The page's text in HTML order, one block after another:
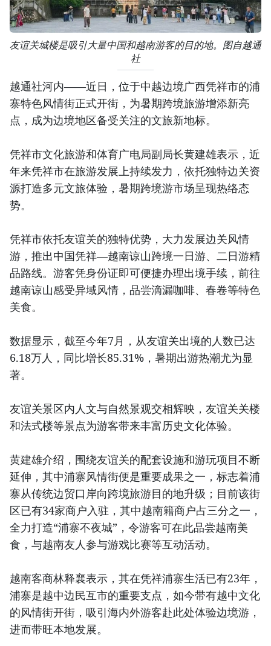
友谊关城楼是吸引大量中国和越南游客的目的地。图自越通
社
越通社河内——近日，位于中越边境广西凭祥市的浦
寨特色风情街正式开街，为暑期跨境旅游增添新亮
点，成为边境地区备受关注的文旅新地标。
凭祥市文化旅游和体育广电局副局长黄建雄表示，近
年来凭祥市在旅游发展上持续发力，依托独特边关资
源打造多元文旅体验，暑期跨境游市场呈现热络态
势。
凭祥市依托友谊关的独特优势，大力发展边关风情
游，推出中国凭祥—越南谅山跨境一日游、二日游精
品路线。游客凭身份证即可便捷办理出境手续，前往
越南谅山感受异域风情，品尝滴漏咖啡、春卷等特色
美食。
数据显示，截至今年7月，从友谊关出境的人数已达
6.18万人，同比增长85.31%，暑期出游热潮尤为显
著。
友谊关景区内人文与自然景观交相辉映，友谊关关楼
和法式楼等景点为游客带来丰富历史文化体验。
黄建雄介绍，围绕友谊关的配套设施和游玩项目不断
延伸，其中浦寨风情街便是重要成果之一，标志着浦
寨从传统边贸口岸向跨境旅游目的地升级；目前该街
区已有34家商户入驻，其中越南籍商户占三分之一，
全力打造“浦寨不夜城”，令游客可在此品尝越南美
食，与越南友人参与游戏比赛等互动活动。
越南客商林释襄表示，其在凭祥浦寨生活已有23年，
浦寨是越中边民互市的重要支点，如今带有越中文化
的风情街开街，吸引海内外游客赴此处体验边境游，
进而带旺本地发展。